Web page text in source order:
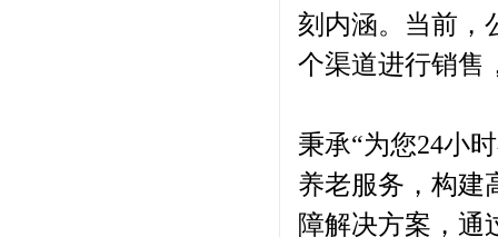
刻内涵。当前，
个渠道进行销售
秉承“为您24小
养老服务，构建
障解决方案，通